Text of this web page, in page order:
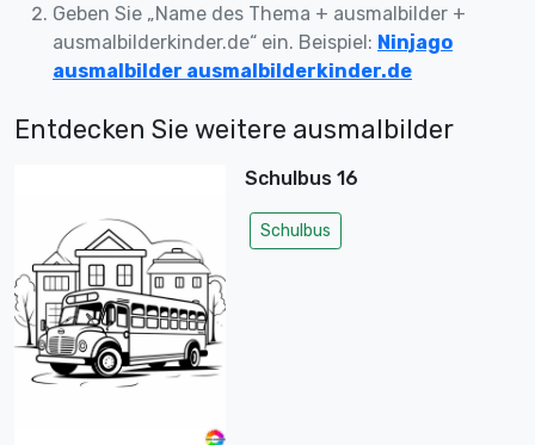
Geben Sie „Name des Thema + ausmalbilder +
ausmalbilderkinder.de“ ein. Beispiel: Ninjago
ausmalbilder ausmalbilderkinder.de
Entdecken Sie weitere ausmalbilder
Schulbus 16
Schulbus